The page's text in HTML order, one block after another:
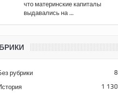
что материнские капиталы
выдавались на ...
рубрики 8
1 130